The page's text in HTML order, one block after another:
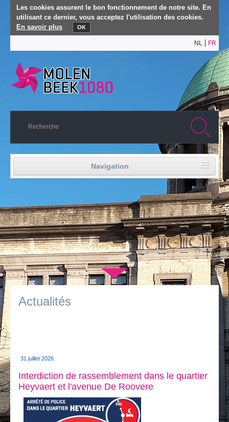
Les cookies assurent le bon fonctionnement de notre site. En
utilisant ce dernier, vous acceptez l'utilisation des cookies.
En savoir plus
OK
NL FR
Navigation
Vie politique
Je vis
Je visite
Publications
Actualités
▼
Actualités
31 juillet 2026
Interdiction de rassemblement dans le quartier
Heyvaert et l'avenue De Roovere